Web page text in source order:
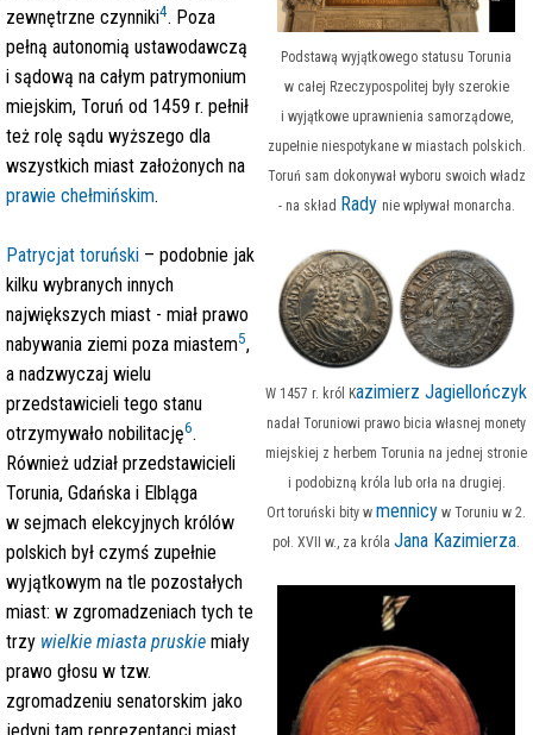
zewnętrzne czynniki4. Poza
pełną autonomią ustawodawczą
i sądową na całym patrymonium
miejskim, Toruń od 1459 r. pełnił
też rolę sądu wyższego dla
wszystkich miast założonych na
prawie chełmińskim.
Patrycjat toruński – podobnie jak
kilku wybranych innych
największych miast - miał prawo
nabywania ziemi poza miastem5,
a nadzwyczaj wielu
przedstawicieli tego stanu
otrzymywało nobilitację6.
Również udział przedstawicieli
Torunia, Gdańska i Elbląga
w sejmach elekcyjnych królów
polskich był czymś zupełnie
wyjątkowym na tle pozostałych
miast: w zgromadzeniach tych te
trzy wielkie miasta pruskie miały
prawo głosu w tzw.
zgromadzeniu senatorskim jako
Podstawą wyjątkowego statusu Torunia
w całej Rzeczypospolitej były szerokie
i wyjątkowe uprawnienia samorządowe,
zupełnie niespotykane w miastach polskich.
Toruń sam dokonywał wyboru swoich władz
- na skład Rady nie wpływał monarcha.
W 1457 r. król Kazimierz Jagiellończyk
nadał Toruniowi prawo bicia własnej monety
miejskiej z herbem Torunia na jednej stronie
i podobizną króla lub orła na drugiej.
Ort toruński bity w mennicy w Toruniu w 2.
poł. XVII w., za króla Jana Kazimierza.